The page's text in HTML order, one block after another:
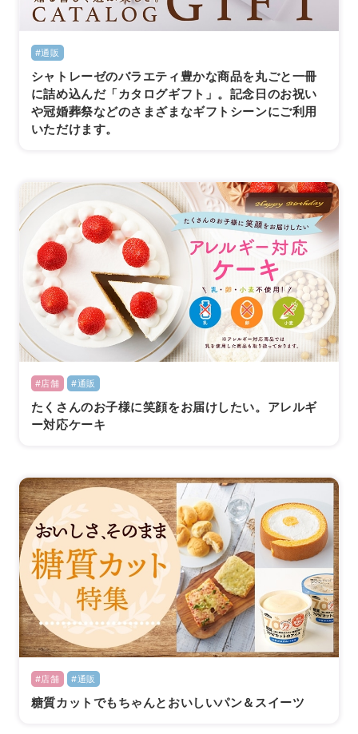
#通販
シャトレーゼのバラエティ豊かな商品を丸ごと一冊
に詰め込んだ「カタログギフト」。記念日のお祝い
や冠婚葬祭などのさまざまなギフトシーンにご利用
いただけます。
#店舗 #通販
たくさんのお子様に笑顔をお届けしたい。アレルギ
ー対応ケーキ
#店舗 #通販
糖質カットでもちゃんとおいしいパン＆スイーツ